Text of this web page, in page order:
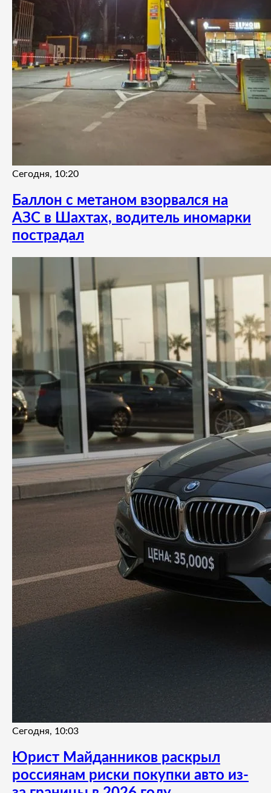
Сегодня, 10:20
Баллон с метаном взорвался на
АЗС в Шахтах, водитель иномарки
пострадал
Сегодня, 10:03
Юрист Майданников раскрыл
россиянам риски покупки авто из-